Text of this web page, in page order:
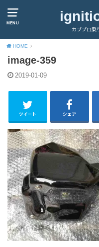
MENU
カブプロ乗
HOME
image-359
2019-01-09
ツイート シェア